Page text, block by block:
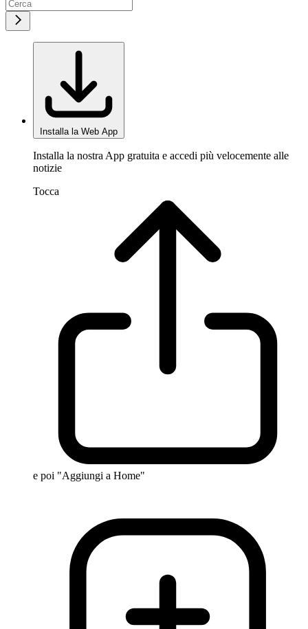
Installa la Web App
Installa la nostra App gratuita e accedi più velocemente alle
notizie
Tocca
e poi "Aggiungi a Home"